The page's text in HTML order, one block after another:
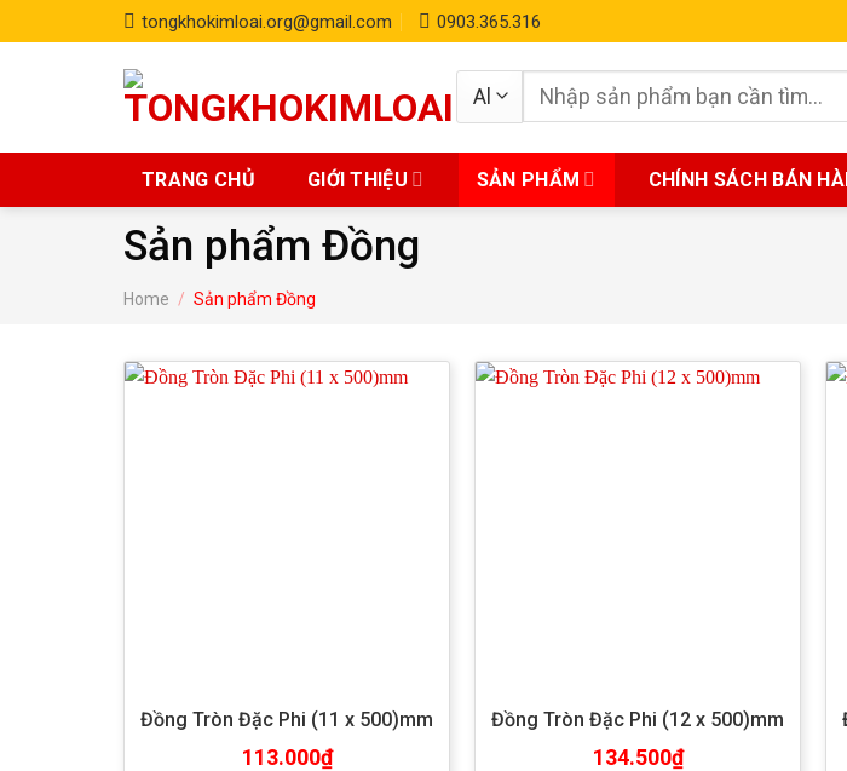
to
tongkhokimloai.org@gmail.com 0903.365.316
Search
for:
TRANG CHỦ GIỚI THIỆU SẢN PHẨM CHÍNH SÁCH BÁN
Sản phẩm Đồng
Home / Sản phẩm Đồng
Đồng Tròn Đặc Phi (11 x 500)mm
113.000₫
Đồng Tròn Đặc Phi (12 x 500)mm
134.500₫